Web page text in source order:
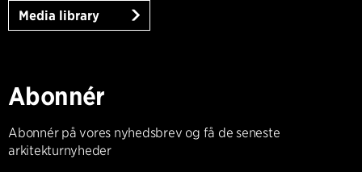
Media library
Abonnér
Abonnér på vores nyhedsbrev og få de seneste
arkitekturnyheder